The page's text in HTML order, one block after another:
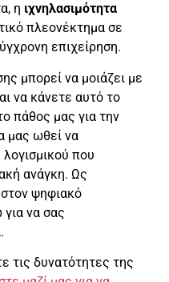
η ιχνηλασιμότητα
πλεονέκτημα σε
επιχείρηση.
μπορεί να μοιάζει με
να κάνετε αυτό το
πάθος μας για την
μας ωθεί να
που
ανάγκη. Ως
ψηφιακό
να σας
τις δυνατότητες της